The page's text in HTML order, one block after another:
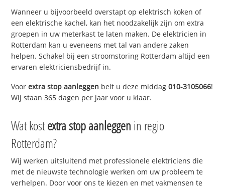
Wanneer u bijvoorbeeld overstapt op elektrisch koken of
een elektrische kachel, kan het noodzakelijk zijn om extra
groepen in uw meterkast te laten maken. De elektricien in
Rotterdam kan u eveneens met tal van andere zaken
helpen. Schakel bij een stroomstoring Rotterdam altijd een
ervaren elektriciensbedrijf in.
Voorextra stop aanleggen belt u deze middag010-3105066!
Wij staan 365 dagen per jaar voor u klaar.
Wat kostextra stop aanleggen in regio
Rotterdam?
Wij werken uitsluitend met professionele elektriciens die
met de nieuwste technologie werken om uw probleem te
verhelpen. Door voor ons te kiezen en met vakmensen te